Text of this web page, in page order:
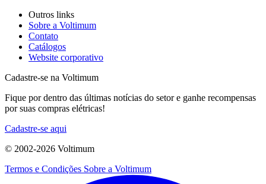
Outros links
Sobre a Voltimum
Contato
Catálogos
Website corporativo
Cadastre-se na Voltimum
Fique por dentro das últimas notícias do setor e ganhe recompensas
por suas compras elétricas!
Cadastre-se aqui
© 2002-2026 Voltimum
Termos e Condições Sobre a Voltimum